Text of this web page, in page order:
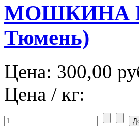
МОШКИНА
Тюмень)
Цена: 300,00
Цена / кг: